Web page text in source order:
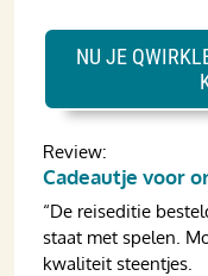
Review:
Cadeautje voor
“De reiseditie
staat met spelen.
kwaliteit steentjes.
NU JE